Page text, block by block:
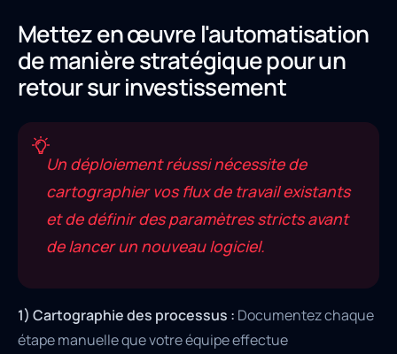
Mettez en œuvre l'automatisation
de manière stratégique pour un
retour sur investissement
Un déploiement réussi nécessite de
cartographier vos flux de travail existants
et de définir des paramètres stricts avant
de lancer un nouveau logiciel.
1) Cartographie des processus : Documentez chaque
étape manuelle que votre équipe effectue